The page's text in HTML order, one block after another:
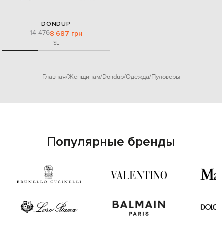
DONDUP
14 4768 687 грн
SL
Главная Женщинам Dondup Одежда Пуловеры
Популярные бренды